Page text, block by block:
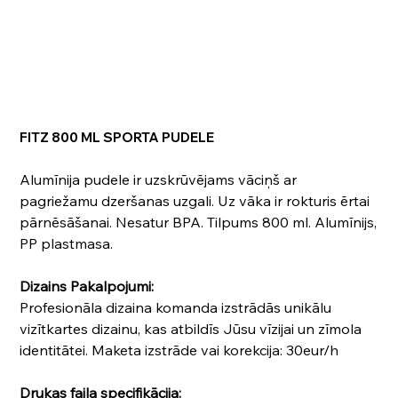
FITZ 800 ML SPORTA PUDELE
Alumīnija pudele ir uzskrūvējams vāciņš ar
pagriežamu dzeršanas uzgali. Uz vāka ir rokturis ērtai
pārnēsāšanai. Nesatur BPA. Tilpums 800 ml. Alumīnijs,
PP plastmasa.
Dizains Pakalpojumi:
Profesionāla dizaina komanda izstrādās unikālu
vizītkartes dizainu, kas atbildīs Jūsu vīzijai un zīmola
identitātei. Maketa izstrāde vai korekcija: 30eur/h
Drukas faila specifikācija: